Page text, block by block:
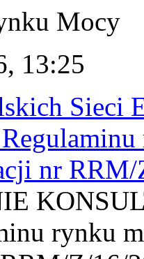
Mocy
13:25
Sieci
nr
rynku